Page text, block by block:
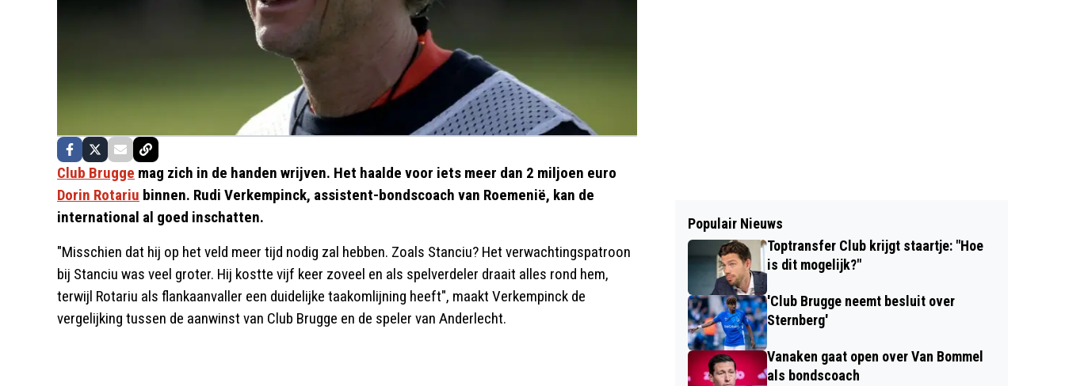
Club Brugge mag zich in de handen wrijven. Het haalde voor iets meer dan 2 miljoen euro
Dorin Rotariu binnen. Rudi Verkempinck, assistent-bondscoach van Roemenië, kan de
international al goed inschatten.
"Misschien dat hij op het veld meer tijd nodig zal hebben. Zoals Stanciu? Het verwachtingspatroon
bij Stanciu was veel groter. Hij kostte vijf keer zoveel en als spelverdeler draait alles rond hem,
terwijl Rotariu als flankaanvaller een duidelijke taakomlijning heeft", maakt Verkempinck de
vergelijking tussen de aanwinst van Club Brugge en de speler van Anderlecht.
Populair Nieuws
Toptransfer Club krijgt staartje: "Hoe
is dit mogelijk?"
'Club Brugge neemt besluit over
Sternberg'
Vanaken gaat open over Van Bommel
als bondscoach